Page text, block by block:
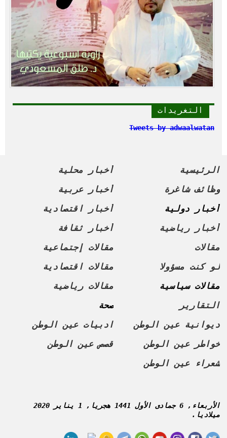
التغريدات
Tweets by adwaalwatan
الرئيسية
أخبار محلية
وظائف شاغرة
أخبار عربية
أخبار دولية
أخبار اقتصادية
أخبار رياضية
أخبار ثقافة
مقالات
مقالات إجتماعية
لو كنت مسؤولا
مقالات اقتصادية
مقالات سياسية
مقالات رياضية
التقارير
صحة
ديوانية عين الوطن
ادبيات عين الوطن
خواطر عين الوطن
قصص عين الوطن
شعراء عين الوطن
الأربعاء, 6 جمادى الأول 1441 هجريا, 1 يناير 2020
ميلاديا.